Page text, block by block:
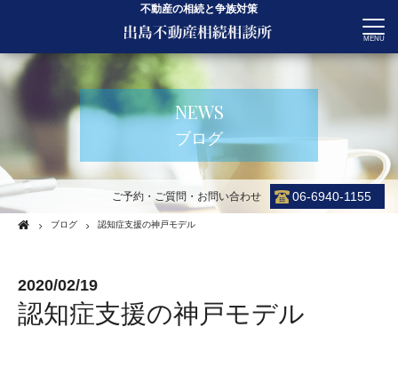
不動産の相続と争族対策
CONTACT
NEWS
ブログ
ご予約・ご質問・お問い合わせ 06-6940-1155
ブログ 認知症支援の神戸モデル
2020/02/19
認知症支援の神戸モデル